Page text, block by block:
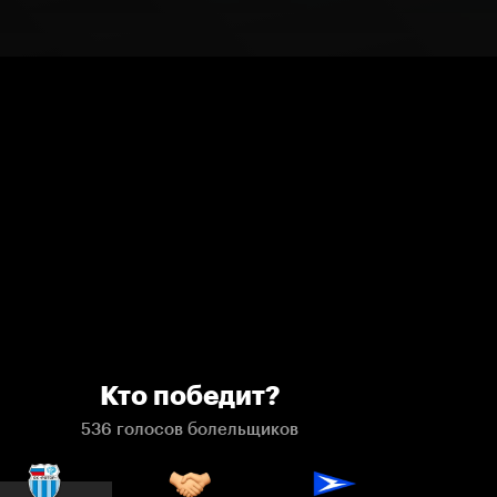
Кто победит?
536 голосов болельщиков